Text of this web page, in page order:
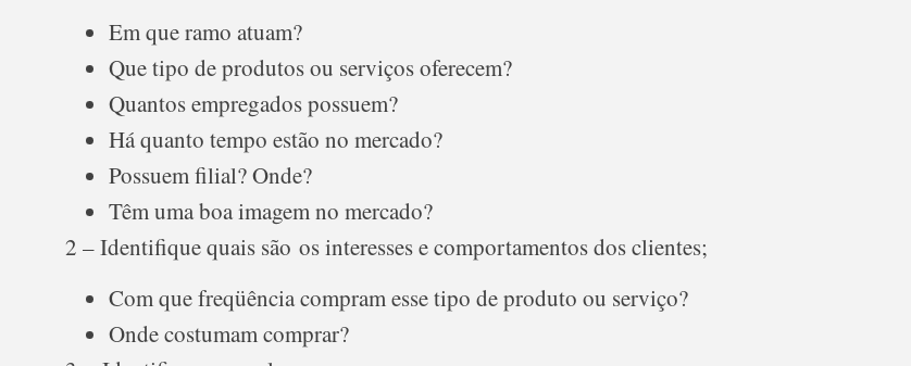
Em que ramo atuam?
Que tipo de produtos ou serviços oferecem?
Quantos empregados possuem?
Há quanto tempo estão no mercado?
Possuem filial? Onde?
Têm uma boa imagem no mercado?
2 – Identifique quais são os interesses e comportamentos dos clientes;
Com que freqüência compram esse tipo de produto ou serviço?
Onde costumam comprar?